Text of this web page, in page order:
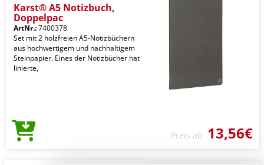
Karst® A5 Notizbuch,
Doppelpac
ArtNr.:7400378
Set mit 2 holzfreien A5-Notizbüchern
aus hochwertigem und nachhaltigem
Steinpapier. Eines der Notizbücher hat
linierte,
Preis ab 13,56€